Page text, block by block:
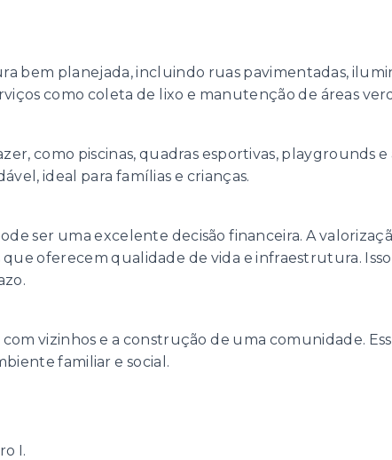
bem planejada, incluindo ruas pavimentadas,
como coleta de lixo e manutenção de áreas
como piscinas, quadras esportivas, playgrounds e
ideal para famílias e crianças.
ser uma excelente decisão financeira. A
oferecem qualidade de vida e infraestrutura.
vizinhos e a construção de uma comunidade.
familiar e social.
I.